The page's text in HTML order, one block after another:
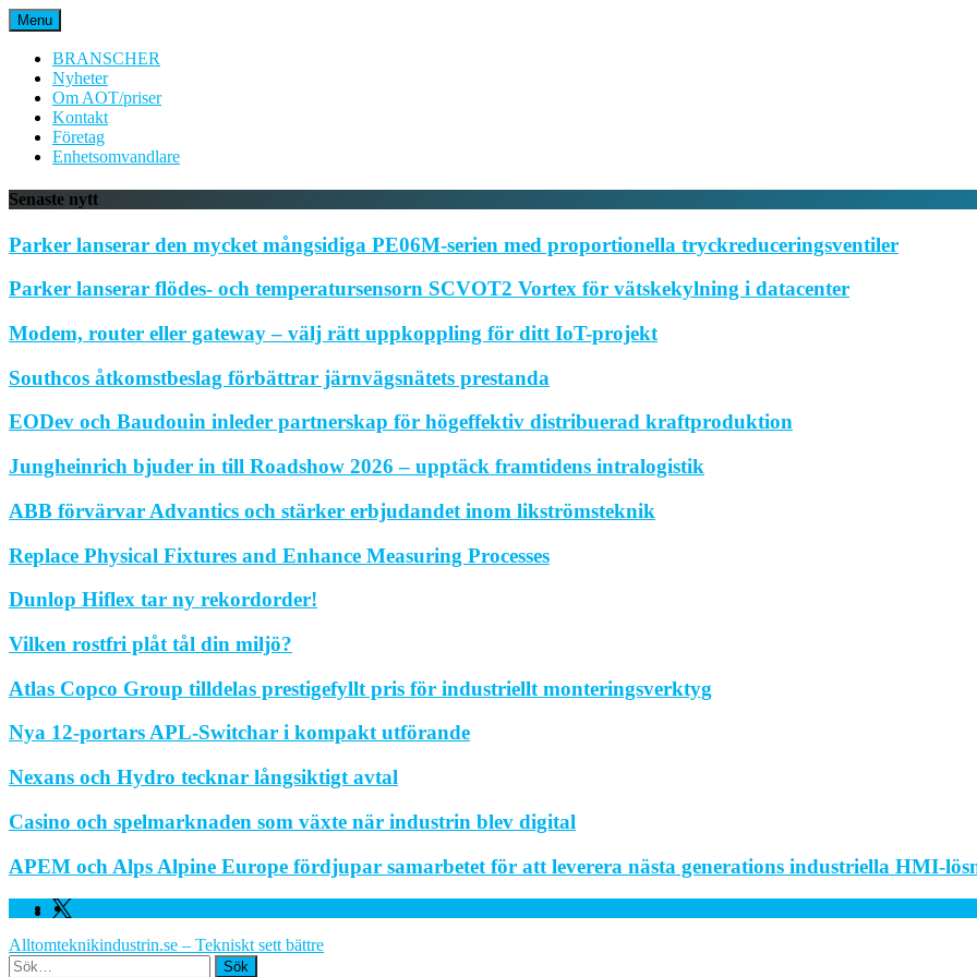
Hoppa
till
innehåll
Menu
BRANSCHER
Nyheter
Om AOT/priser
Kontakt
Företag
Enhetsomvandlare
Senaste nytt
Parker lanserar den mycket mångsidiga PE06M-serien med proportionella tryckreduceringsventiler
Parker lanserar flödes- och temperatursensorn SCVOT2 Vortex för vätskekylning i datacenter
Modem, router eller gateway – välj rätt uppkoppling för ditt IoT-projekt
Southcos åtkomstbeslag förbättrar järnvägsnätets prestanda
EODev och Baudouin inleder partnerskap för högeffektiv distribuerad kraftproduktion
Jungheinrich bjuder in till Roadshow 2026 – upptäck framtidens intralogistik
ABB förvärvar Advantics och stärker erbjudandet inom likströmsteknik
Replace Physical Fixtures and Enhance Measuring Processes
Dunlop Hiflex tar ny rekordorder!
Vilken rostfri plåt tål din miljö?
Atlas Copco Group tilldelas prestigefyllt pris för industriellt monteringsverktyg
Nya 12-portars APL-Switchar i kompakt utförande
Nexans och Hydro tecknar långsiktigt avtal
Casino och spelmarknaden som växte när industrin blev digital
APEM och Alps Alpine Europe fördjupar samarbetet för att leverera nästa generations industriella HMI-
Facebook
Twitter
Alltomteknikindustrin.se – Tekniskt sett bättre
Search